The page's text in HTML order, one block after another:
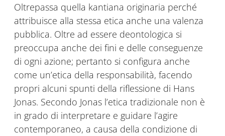
Oltrepassa quella kantiana originaria perché
attribuisce alla stessa etica anche una valenza
pubblica. Oltre ad essere deontologica si
preoccupa anche dei fini e delle conseguenze
di ogni azione; pertanto si configura anche
come un’etica della responsabilità, facendo
propri alcuni spunti della riflessione di Hans
Jonas. Secondo Jonas l’etica tradizionale non è
in grado di interpretare e guidare l’agire
contemporaneo, a causa della condizione di